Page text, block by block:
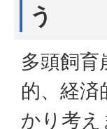
う
多頭飼
的、経
かり考え